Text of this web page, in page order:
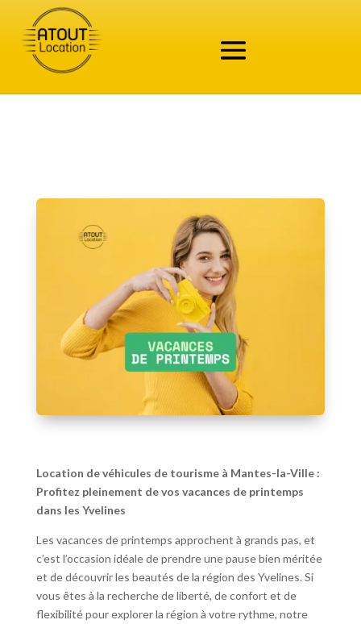
Location de véhicules de tourisme à Mantes-la-Ville :
Profitez pleinement de vos vacances de printemps
dans les Yvelines
Les vacances de printemps approchent à grands pas, et
c’est l’occasion idéale de prendre une pause bien méritée
et de découvrir les beautés de la région des Yvelines. Si
vous êtes à la recherche de liberté, de confort et de
flexibilité pour explorer la région à votre rythme, notre